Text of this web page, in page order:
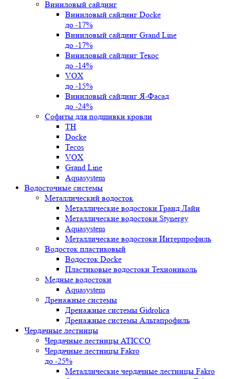
Виниловый сайдинг
Виниловый сайдинг Docke
до -17%
Виниловый сайдинг Grand Line
до -17%
Виниловый сайдинг Текос
до -14%
VOX
до -15%
Виниловый сайдинг Я-Фасад
до -24%
Софиты для подшивки кровли
ТН
Docke
Tecos
VOX
Grand Line
Aquasystem
Водосточные системы
Металлический водосток
Металлические водостоки Гранд Лайн
Металлические водостоки Stynergy
Aquasystem
Металлические водостоки Интерпрофиль
Водосток пластиковый
Водосток Docke
Пластиковые водостоки Технониколь
Медные водостоки
Aquasystem
Дренажные системы
Дренажные системы Gidrolica
Дренажные системы Альтапрофиль
Чердачные лестницы
Чердачные лестницы ATICCO
Чердачные лестницы Fakro
до -25%
Металлические чердачные лестницы Fakro